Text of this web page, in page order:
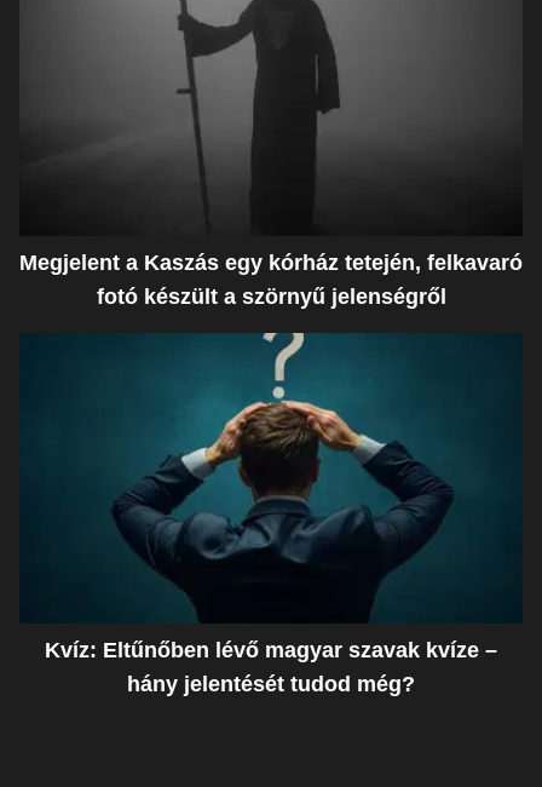
Megjelent a Kaszás egy kórház tetején, felkavaró
fotó készült a szörnyű jelenségről
Kvíz: Eltűnőben lévő magyar szavak kvíze –
hány jelentését tudod még?